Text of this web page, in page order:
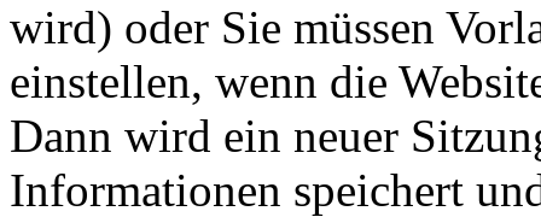
wird) oder Sie müssen
einstellen, wenn die
Dann wird ein neuer
Informationen speichert